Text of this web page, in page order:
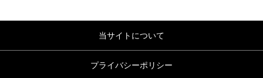
当サイトについて
プライバシーポリシー